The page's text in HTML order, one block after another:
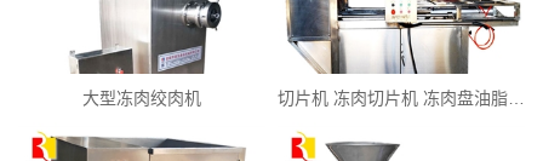
大型冻肉绞肉机 切片机 冻肉切片机 冻肉盘油脂…